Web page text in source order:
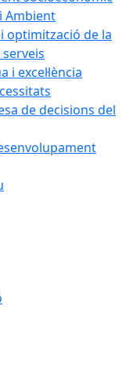
Ambient
optimització de la
i excel·lència
de decisions del